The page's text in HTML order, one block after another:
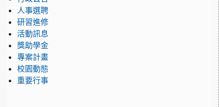
人事選聘
研習進修
活動訊息
獎助學金
專案計畫
校園動態
重要行事